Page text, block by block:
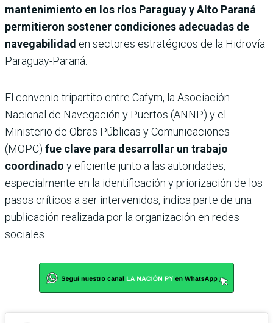
mantenimiento en los ríos Paraguay y Alto Paraná
permitieron sostener condiciones adecuadas de
navegabilidad en sectores estratégicos de la Hidrovía
Paraguay-Paraná.
El convenio tripartito entre Cafym, la Asociación
Nacional de Navegación y Puertos (ANNP) y el
Ministerio de Obras Públicas y Comunicaciones
(MOPC) fue clave para desarrollar un trabajo
coordinado y eficiente junto a las autoridades,
especialmente en la identificación y priorización de los
pasos críticos a ser intervenidos, indica parte de una
publicación realizada por la organización en redes
sociales.